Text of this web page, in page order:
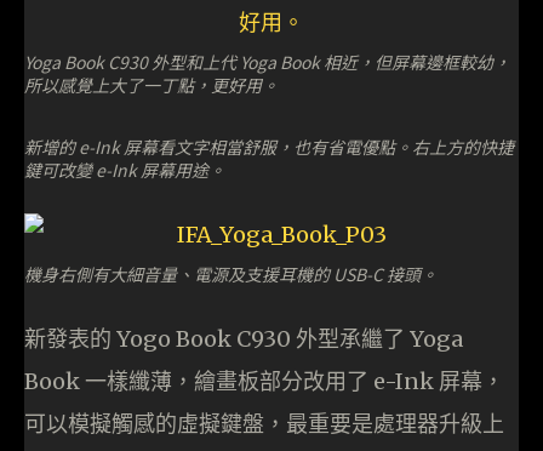
Yoga Book C930 外型和上代 Yoga Book 相近，但屏幕邊框較幼，
所以感覺上大了一丁點，更好用。
新增的 e-Ink 屏幕看文字相當舒服，也有省電優點。右上方的快捷
鍵可改變 e-Ink 屏幕用途。
機身右側有大細音量、電源及支援耳機的 USB-C 接頭。
新發表的 Yogo Book C930 外型承繼了 Yoga
Book 一樣纖薄，繪畫板部分改用了 e-Ink 屏幕，
可以模擬觸感的虛擬鍵盤，最重要是處理器升級上